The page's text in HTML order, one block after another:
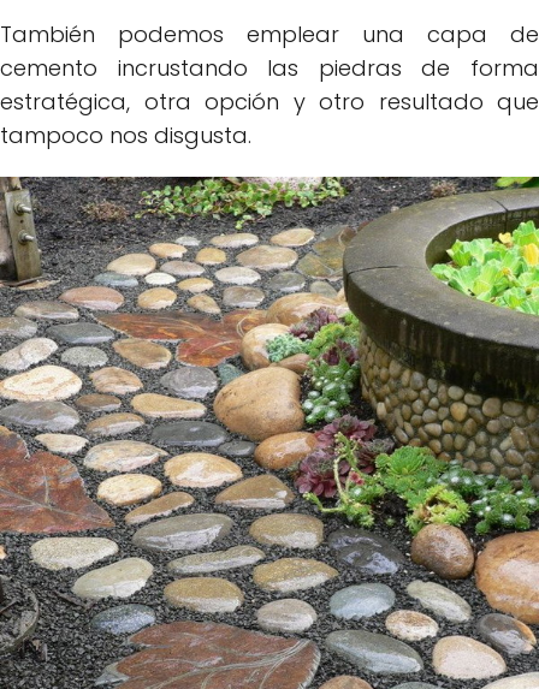
También podemos emplear una capa de
cemento incrustando las piedras de forma
estratégica, otra opción y otro resultado que
tampoco nos disgusta.